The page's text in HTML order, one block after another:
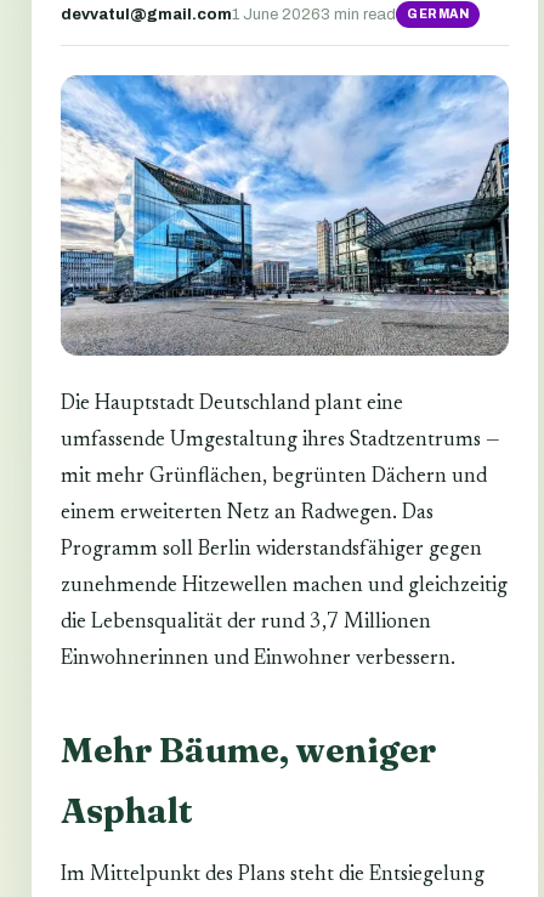
devvatul@gmail.com1 June 20263 min read GERMAN
Die Hauptstadt Deutschland plant eine
umfassende Umgestaltung ihres Stadtzentrums —
mit mehr Grünflächen, begrünten Dächern und
einem erweiterten Netz an Radwegen. Das
Programm soll Berlin widerstandsfähiger gegen
zunehmende Hitzewellen machen und gleichzeitig
die Lebensqualität der rund 3,7 Millionen
Einwohnerinnen und Einwohner verbessern.
Mehr Bäume, weniger
Asphalt
Im Mittelpunkt des Plans steht die Entsiegelung